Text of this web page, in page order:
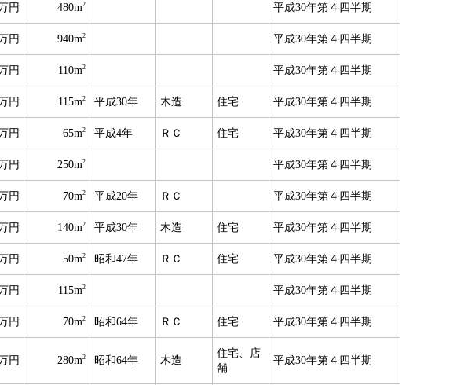
円 480m2 平成30年第４四半期
円 940m2 平成30年第４四半期
円 110m2 平成30年第４四半期
円 115m2 平成30年 木造 住宅 平成30年第４四半期
円 65m2 平成4年 ＲＣ 住宅 平成30年第４四半期
円 250m2 平成30年第４四半期
円 70m2 平成20年 ＲＣ 平成30年第４四半期
円 140m2 平成30年 木造 住宅 平成30年第４四半期
円 50m2 昭和47年 ＲＣ 住宅 平成30年第４四半期
円 115m2 平成30年第４四半期
円 70m2 昭和64年 ＲＣ 住宅 平成30年第４四半期
円 280m2 昭和64年 木造
住宅、店
舗
平成30年第４四半期